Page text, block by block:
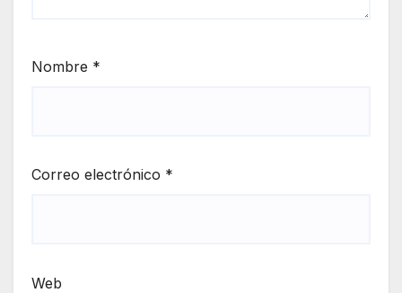
Nombre *
Correo electrónico *
Web